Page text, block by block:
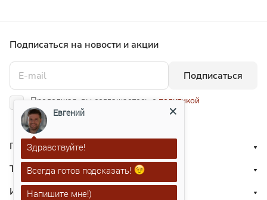
Подписаться на новости и акции
Подписаться
Продолжая, вы соглашаетесь сполитикой
конфиденциальности
Приглашаем к сотрудничеству
Типовые решения
Информация
Евгений
Здравствуйте!
Всегда готов подсказать!
Напишите мне!)